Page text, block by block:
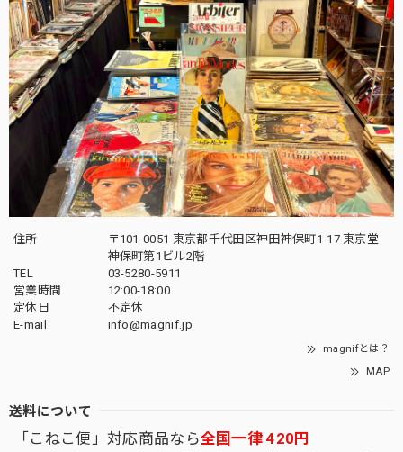
住所
〒101-0051 東京都千代田区神田神保町1-17 東京堂
神保町第1ビル2階
TEL
03-5280-5911
営業時間
12:00-18:00
定休日
不定休
E-mail
info@magnif.jp
magnifとは？
MAP
送料について
「こねこ便」対応商品なら全国一律 420円